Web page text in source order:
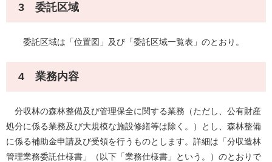
3 委託区域
委託区域は「位置図」及び「委託区域一覧表」のとおり。
4 業務内容
分収林の森林整備及び管理保全に関する業務（ただし、公有財産
処分に係る業務及び大規模な施設修繕等は除く。）とし、森林整備
に係る補助金申請及び受領を行うものとします。詳細は「分収造林
管理業務委託仕様書」（以下「業務仕様書」という。）のとおりで